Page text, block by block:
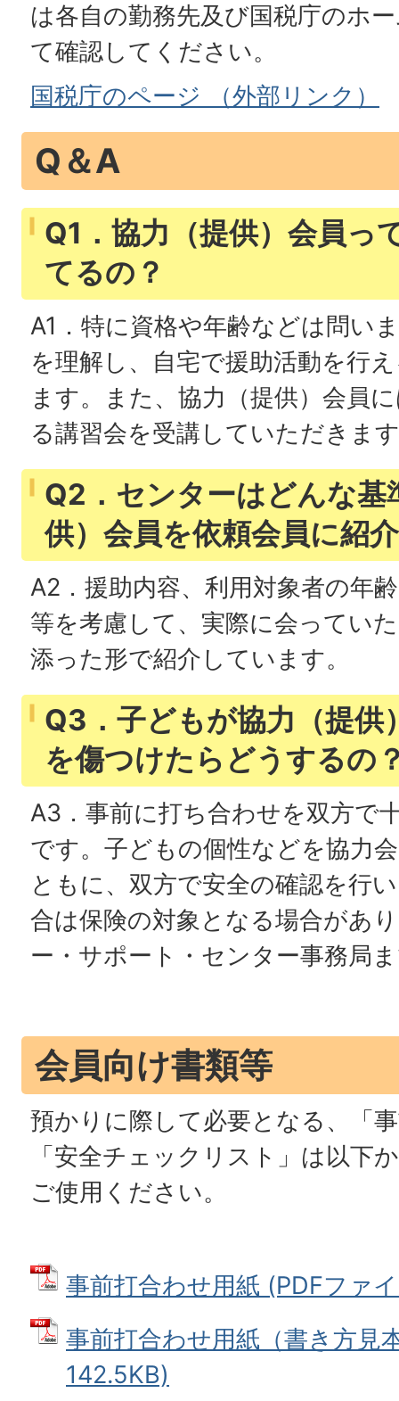
は各自の勤務先及び国税庁のホ
て確認してください。
国税庁のページ （外部リンク）
Q＆A
Q1．協力（提供）会員っ
てるの？
A1．特に資格や年齢などは問い
を理解し、自宅で援助活動を行
ます。また、協力（提供）会員
る講習会を受講していただきま
Q2．センターはどんな基
供）会員を依頼会員に紹
A2．援助内容、利用対象者の年
等を考慮して、実際に会ってい
添った形で紹介しています。
Q3．子どもが協力（提供
を傷つけたらどうするの
A3．事前に打ち合わせを双方で
です。子どもの個性などを協力
ともに、双方で安全の確認を行
合は保険の対象となる場合があ
ー・サポート・センター事務局
会員向け書類等
預かりに際して必要となる、「
「安全チェックリスト」は以下
ご使用ください。
事前打合わせ用紙 (PDFファ
事前打合わせ用紙（書き方見
142.5KB)